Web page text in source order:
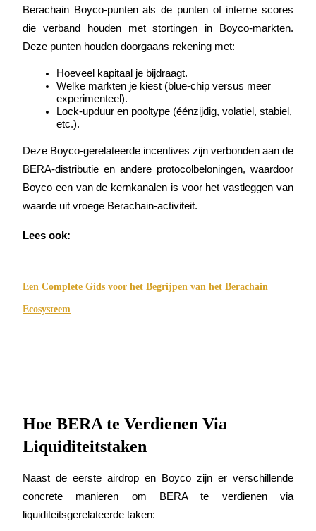
BTR-vergrendelingen
Exclusieve beleggingen voor BTR-houders
Leningen
Door crypto ondersteunde leenservice
Berachain Boyco-punten als de punten of interne scores
die verband houden met stortingen in Boyco-markten.
Deze punten houden doorgaans rekening met:
Hoeveel kapitaal je bijdraagt.
Welke markten je kiest (blue-chip versus meer
experimenteel).
Lock-upduur en pooltype (éénzijdig, volatiel, stabiel,
etc.).
Deze Boyco-gerelateerde incentives zijn verbonden aan de
BERA-distributie en andere protocolbeloningen, waardoor
Boyco een van de kernkanalen is voor het vastleggen van
waarde uit vroege Berachain-activiteit.
Lees ook:
Een Complete Gids voor het Begrijpen van het Berachain
Ecosysteem
Hoe BERA te Verdienen Via
Liquiditeitstaken
Naast de eerste airdrop en Boyco zijn er verschillende
concrete manieren om BERA te verdienen via
liquiditeitsgerelateerde taken: